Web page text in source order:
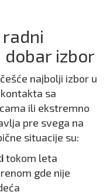
izbor
najbolji izbor u
sa
ili ekstremno
pre svega na
situacije su:
tokom leta
gde nije